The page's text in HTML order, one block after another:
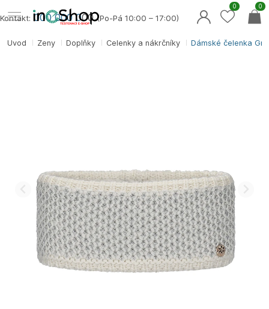
Úvod Ženy Doplňky Čelenky a nákrčníky Dámské čelenka
Kontakt: 000 000 000(Po-Pá 10:00 – 17:00)
0
0